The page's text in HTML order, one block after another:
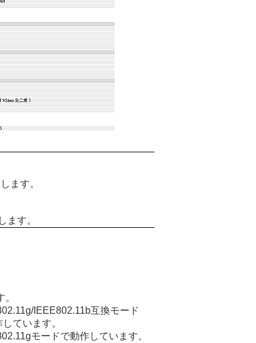
ます。
ます。
IEEE802.11b互換モード
ています。
モードで動作しています。